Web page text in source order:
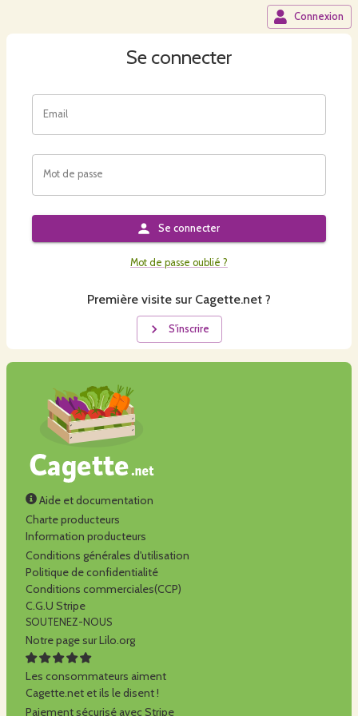
Connexion
Se connecter
Email
Mot de passe
Se connecter
Mot de passe oublié ?
Première visite sur Cagette.net ?
S'inscrire
Aide et documentation
Charte producteurs
Information producteurs
Conditions générales d'utilisation
Politique de confidentialité
Conditions commerciales(CCP)
C.G.U Stripe
SOUTENEZ-NOUS
Notre page sur Lilo.org
Les consommateurs aiment
Cagette.net et ils le disent !
Paiement sécurisé avec Stripe